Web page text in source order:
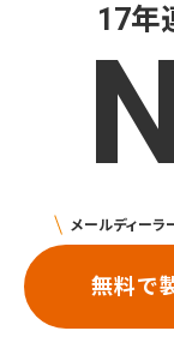
17年
メールディーラ
無料で